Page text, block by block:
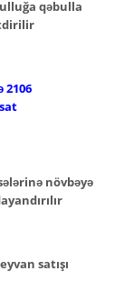
qəbulla
2106
növbəyə
satışı